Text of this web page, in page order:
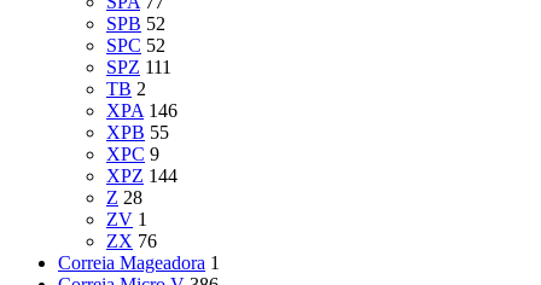
SPB 52
SPC 52
SPZ 111
TB 2
XPA 146
XPB 55
XPC 9
XPZ 144
Z 28
ZV 1
ZX 76
Correia Mageadora 1